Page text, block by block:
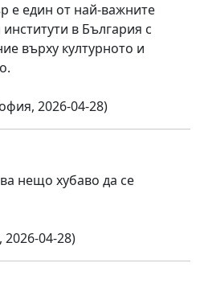
е един от най-важните
в България с
върху културното и
2026-04-28)
нещо хубаво да се
2026-04-28)